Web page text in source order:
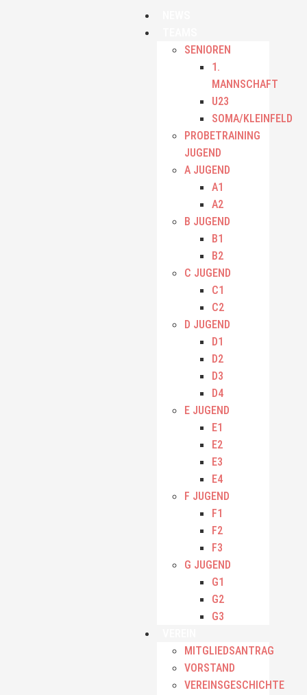
SENIOREN
1.
MANNSCHAFT
U23
SOMA/KLEINFELD
PROBETRAINING
JUGEND
A JUGEND
A1
A2
B JUGEND
B1
B2
C JUGEND
C1
C2
D JUGEND
D1
D2
D3
D4
E JUGEND
E1
E2
E3
E4
F JUGEND
F1
F2
F3
G JUGEND
G1
G2
G3
MITGLIEDSANTRAG
VORSTAND
VEREINSGESCHICHTE